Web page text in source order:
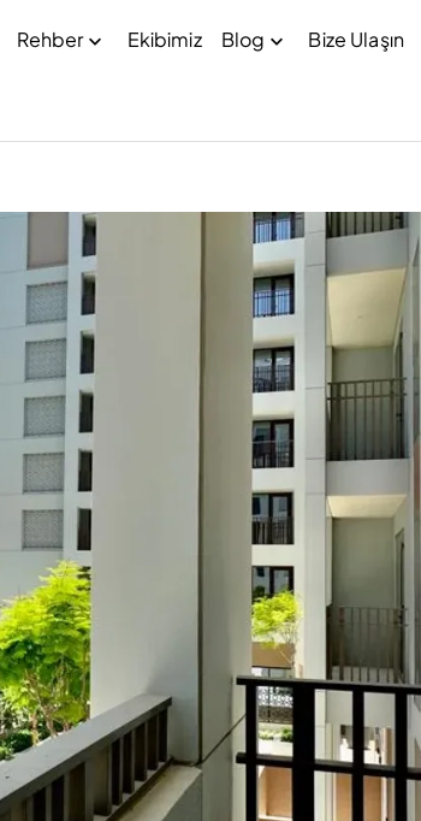
Rehber Ekibimiz Blog Bize Ulaşın